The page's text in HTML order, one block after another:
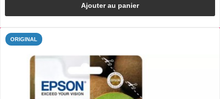
Ajouter au panier
ORIGINAL